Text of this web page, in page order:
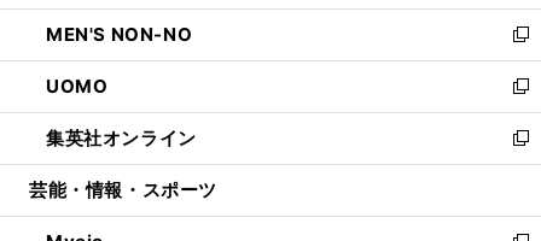
開
く
ウ
で
開
く
ン
ド
ウ
で
開
く
ウ
ィ
ン
ド
ウ
で
開
し
い
ウ
ィ
ン
ド
ウ
開
MEN'S NON-NO
新
し
い
ウ
ィ
ン
ウ
UOMO
新
し
い
ウ
ン
集英社オンライン
新
し
ウ
芸能・情報・スポーツ